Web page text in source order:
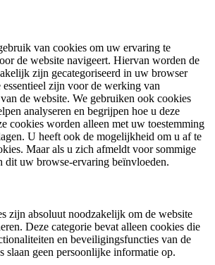
van cookies om uw ervaring te
de website navigeert. Hiervan worden de
zijn gecategoriseerd in uw browser
essentieel zijn voor de werking van
de website. We gebruiken ook cookies
analyseren en begrijpen hoe u deze
cookies worden alleen met uw toestemming
U heeft ook de mogelijkheid om u af te
Maar als u zich afmeldt voor sommige
dit uw browse-ervaring beïnvloeden.
zijn absoluut noodzakelijk om de website
Deze categorie bevat alleen cookies die
en beveiligingsfuncties van de
slaan geen persoonlijke informatie op.